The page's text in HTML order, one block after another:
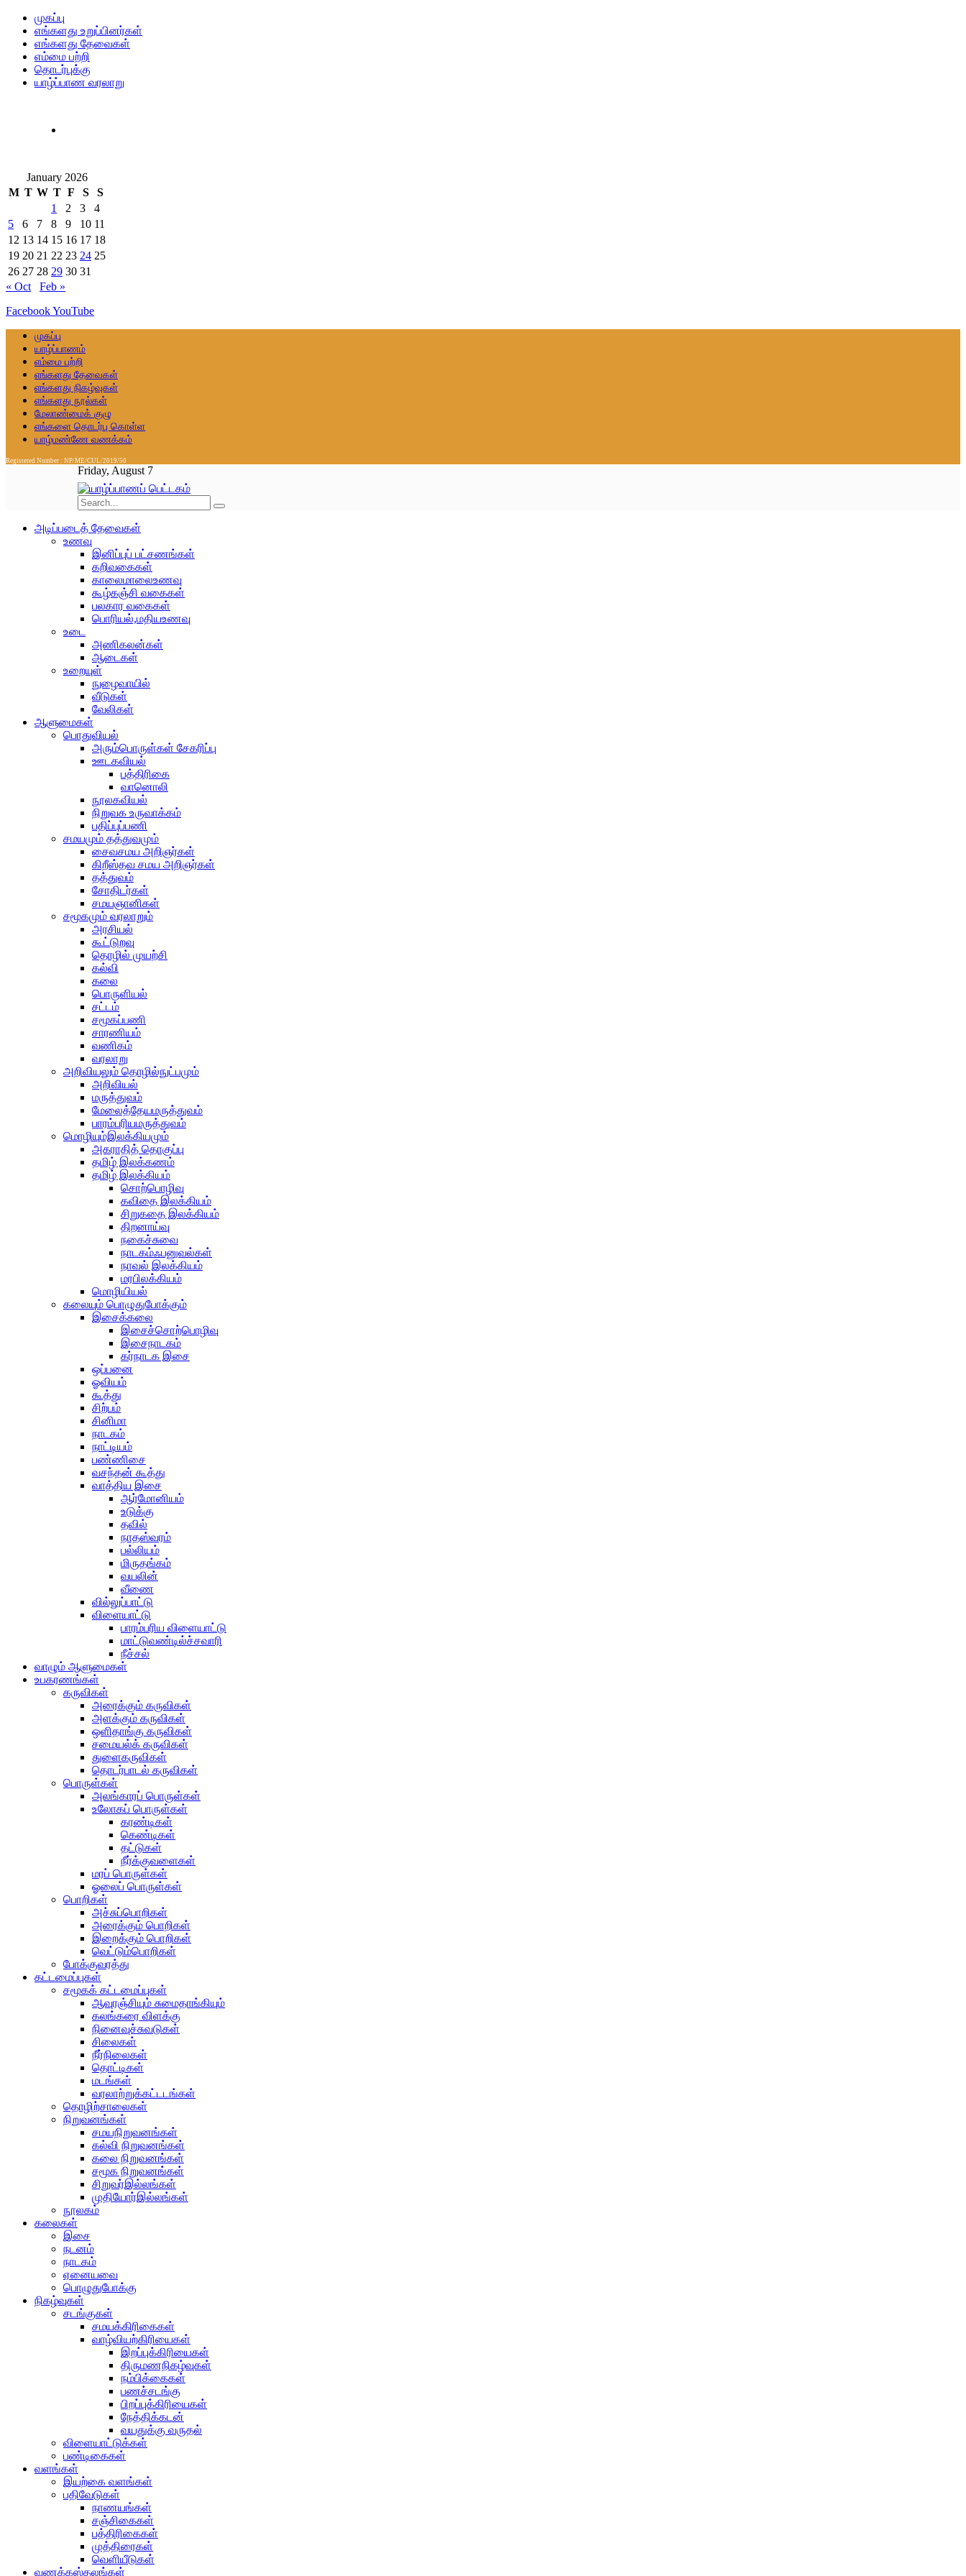
முகப்பு
எங்களது உறுப்பினர்கள்
எங்களது தேவைகள்
எம்மை பற்றி
தொடர்புக்கு
யாழ்ப்பாண வரலாறு
January 2026
M T W T F S
S
1
2 3
4
5
6 7 8 9 10 11
12 13 14 15 16 17 18
19 20 21 22 23 24 25
26 27 28 29 30 31
« Oct
Feb »
FacebookYouTube
முகப்பு
யாழ்ப்பாணம்
எம்மை பற்றி
எங்களது தேவைகள்
எங்களது நிகழ்வுகள்
எங்களது நூல்கள்
மேலாண்மைக் குழு
எங்களை தொடர்பு கொள்ள
யாழ்மண்ணே வணக்கம்
Registered Number : NP/ME/CUL/2019/50
Friday, August 7
அடிப்படைத் தேவைகள்
உணவு
இனிப்புப் பட்சணங்கள்
கறிவகைகள்
காலைமாலைஉணவு
கூழ்கஞ்சி வகைகள்
பலகார வகைகள்
பொரியல்,மதியஉணவு
உடை
அணிகலன்கள்
ஆடைகள்
உறையுள்
நுழைவாயில்
வீடுகள்
வேலிகள்
ஆளுமைகள்
பொதுவியல்
அரும்பொருள்கள் சேகரிப்பு
ஊடகவியல்
பத்திரிகை
வானொலி
நூலகவியல்
நிறுவக உருவாக்கம்
பதிப்புப்பணி
சமயமும் தத்துவமும்
சைவசமய அறிஞர்கள்
கிறீஸ்தவ சமய அறிஞர்கள்
தத்துவம்
சோதிடர்கள்
சமயஞானிகள்
சமூகமும் வரலாறும்
அரசியல்
கூட்டுறவு
தொழில் முயற்சி
கல்வி
கலை
பொருளியல்
சட்டம்
சமூகப்பணி
சாரணியம்
வணிகம்
வரலாறு
அறிவியலும் தொழில்நுட்பமும்
அறிவியல்
மருத்துவம்
மேலைத்தேயமருத்துவம்
பாரம்பரியமருத்துவம்
மொழியும்இலக்கியமும்
அகராதித் தொகுப்பு
தமிழ் இலக்கணம்
தமிழ் இலக்கியம்
சொற்பொழிவு
கவிதை இலக்கியம்
சிறுகதை இலக்கியம்
திறனாய்வு
நகைச்சுவை
நாடகம்ஃபனுவல்கள்
நாவல் இலக்கியம்
மரபிலக்கியம்
மொழியியல்
கலையும் பொழுதுபோக்கும்
இசைக்கலை
இசைச்சொற்பொழிவு
இசைநாடகம்
கர்நாடக இசை
ஒப்பனை
ஓவியம்
கூத்து
சிற்பம்
சினிமா
நாடகம்
நாட்டியம்
பண்ணிசை
வசந்தன் கூத்து
வாத்திய இசை
ஆர்மோனியம்
உடுக்கு
தவில்
நாதஸ்வரம்
பல்லியம்
மிருதங்கம்
வயலின்
வீணை
வில்லுப்பாட்டு
விளையாட்டு
பாரம்பரிய விளையாட்டு
மாட்டுவண்டில்ச்சவாரி
நீச்சல்
வாழும் ஆளுமைகள்
உபகரணங்கள்
கருவிகள்
அரைக்கும் கருவிகள்
அளக்கும் கருவிகள்
ஒளிதாங்கு கருவிகள்
சமையல்க் கருவிகள்
துளைகருவிகள்
தொடர்பாடல் கருவிகள்
பொருள்கள்
அலங்காரப் பொருள்கள்
உலோகப் பொருள்கள்
கரண்டிகள்
கெண்டிகள்
தட்டுகள்
நீர்க்குவளைகள்
மரப் பொருள்கள்
ஓலைப் பொருள்கள்
பொறிகள்
அச்சுப்பொறிகள்
அரைக்கும் பொறிகள்
இறைக்கும் பொறிகள்
வெட்டும்பொறிகள்
போக்குவரத்து
கட்டமைப்புகள்
சமூகக் கட்டமைப்புகள்
ஆவுரஞ்சியும் சுமைதாங்கியும்
கலங்கரை விளக்கு
நினைவுச்சுவடுகள்
சிலைகள்
நீர்நிலைகள்
தொட்டிகள்
மடங்கள்
வரலாற்றுக்கட்டடங்கள்
தொழிற்சாலைகள்
நிறுவனங்கள்
சமயநிறுவனங்கள்
கல்வி நிறுவனங்கள்
கலை நிறுவனங்கள்
சமூக நிறுவனங்கள்
சிறுவர்இல்லங்கள்
முதியோர்இல்லங்கள்
நூலகம்
கலைகள்
இசை
நடனம்
நாடகம்
ஏனையவை
பொழுதுபோக்கு
நிகழ்வுகள்
சடங்குகள்
சமயக்கிரிகைகள்
வாழ்வியற்கிரியைகள்
இறப்புக்கிரியைகள்
திருமணநிகழ்வுகள்
நம்பிக்கைகள்
பணச்சடங்கு
பிறப்புக்கிரியைகள்
நேத்திக்கடன்
வயதுக்கு வருதல்
விளையாட்டுக்கள்
பண்டிகைகள்
வளங்கள்
இயற்கை வளங்கள்
பதிவேடுகள்
நாணயங்கள்
சஞ்சிகைகள்
பத்திரிகைகள்
முத்திரைகள்
வெளியீடுகள்
வணக்கஸ்தலங்கள்